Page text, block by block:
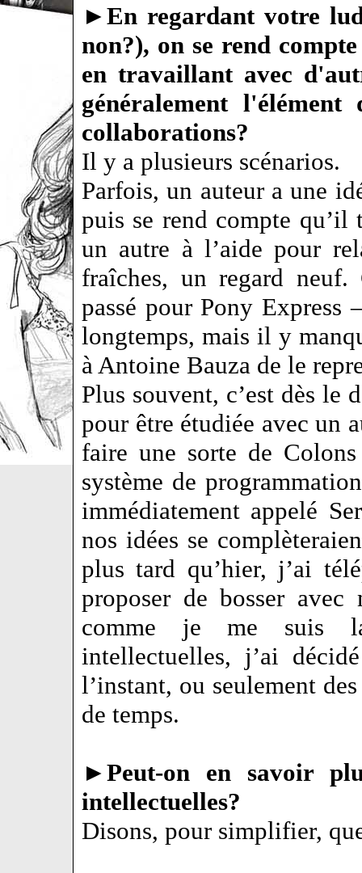
►En regardant votre
non?), on se rend
en travaillant avec
généralement l'élément
collaborations?
Il y a plusieurs scénarios.
Parfois, un auteur a une
puis se rend compte
un autre à l’aide pour
fraîches, un regard neuf.
passé pour Pony Express
longtemps, mais il y
à Antoine Bauza de le
Plus souvent, c’est dès le
pour être étudiée avec un
faire une sorte de
système de
immédiatement appelé
nos idées se
plus tard qu’hier, j’ai
proposer de bosser
comme je me suis
intellectuelles, j’ai
l’instant, ou seulement
de temps.
►Peut-on en savoir
intellectuelles?
Disons, pour simplifier,